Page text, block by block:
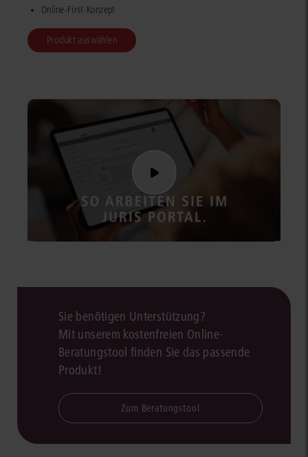
Online-First-Konzept
Produkt auswählen
Sie benötigen Unterstützung?
Mit unserem kostenfreien Online-
Beratungstool finden Sie das passende
Produkt!
Zum Beratungstool